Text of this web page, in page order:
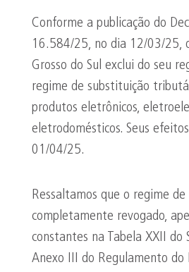
Conforme a publicação do
16.584/25, no dia 12/03/25,
Grosso do Sul exclui do seu
regime de substituição
produtos eletrônicos,
eletrodomésticos. Seus
01/04/25.
Ressaltamos que o regime de
completamente revogado,
constantes na Tabela XXII do
Anexo III do Regulamento do